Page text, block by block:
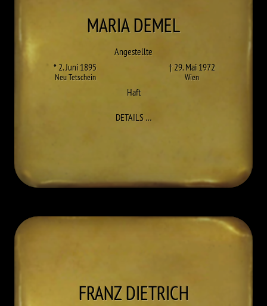
MARIADEMEL
Angestellte
* 2. Juni 1895
Neu Tetschein
† 29. Mai 1972
Wien
Haft
DETAILS…ZU MARIA DEMEL
FRANZDIETRICH